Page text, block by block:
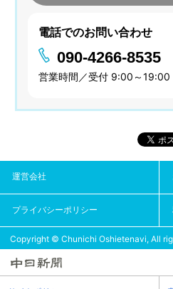
電話でのお問い合わせ
090-4266-8535
営業時間／受付 9:00～19:00
運営会社
プライバシーポリシー
Copyright © Chunichi Oshietenavi, All